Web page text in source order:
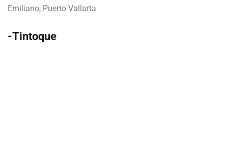
Emiliano, Puerto Vallarta
-Tintoque